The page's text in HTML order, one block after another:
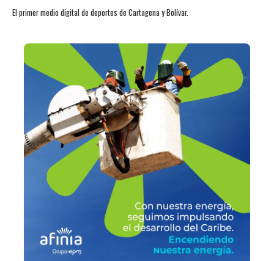
El primer medio digital de deportes de Cartagena y Bolívar.